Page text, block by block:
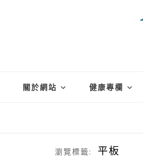
關於網站 健康專欄
瀏覽標籤: 平板